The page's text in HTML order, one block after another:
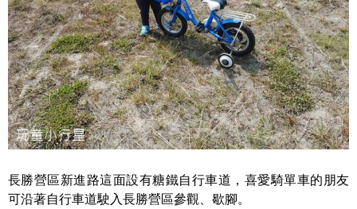
長勝營區新進路這面設有糖鐵自行車道，喜愛騎單車的朋友
可沿著自行車道駛入長勝營區參觀、歇腳。